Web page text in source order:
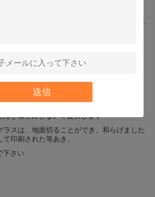
送信
、緑、青銅色、灰色、こはく色等着色して下
、または決定しました
クト
光を犠牲にしないで提供します
ラスは、地面切ることができ、和らげました
印刷された等あき、
下さい